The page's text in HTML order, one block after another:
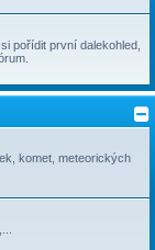
pořídit první dalekohled,
komet, meteorických